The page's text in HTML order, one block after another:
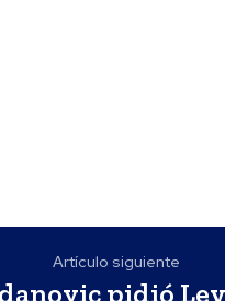
Artículo siguiente
pidió